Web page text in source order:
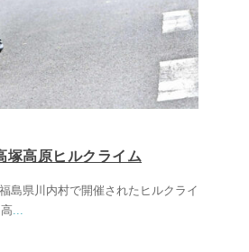
塚高原ヒルクライム
島県川内村で開催されたヒルクライ
...